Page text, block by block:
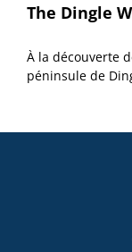
The Dingle
À la découverte
péninsule de